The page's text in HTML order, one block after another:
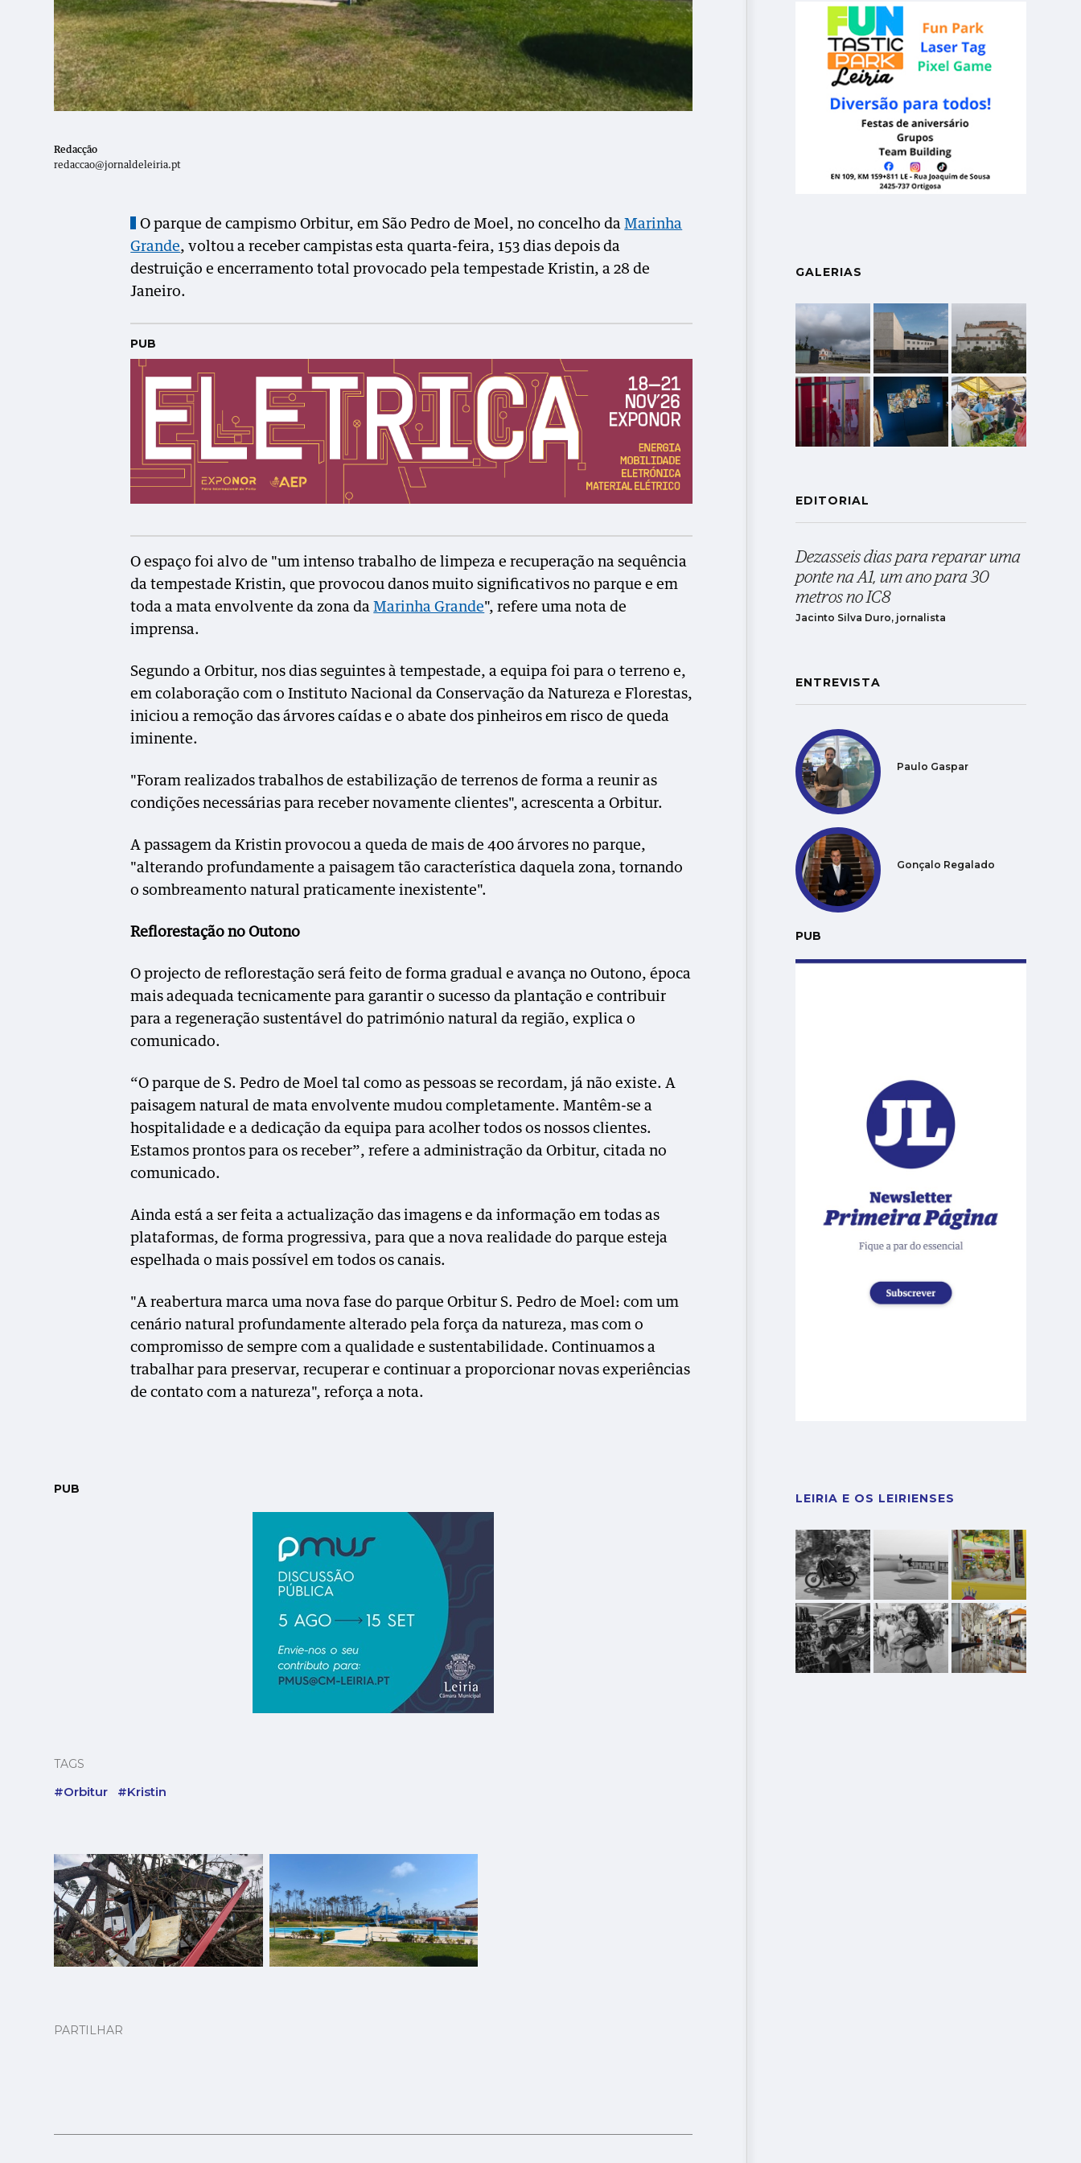
Redacção
redaccao@jornaldeleiria.pt
O parque de campismo Orbitur, em São Pedro de Moel, no concelho daMarinha
Grande, voltou a receber campistas esta quarta-feira, 153 dias depois da
destruição e encerramento total provocado pela tempestade Kristin, a 28 de
Janeiro.
PUB
O espaço foi alvo de "um intenso trabalho de limpeza e recuperação na sequência
da tempestade Kristin, que provocou danos muito significativos no parque e em
toda a mata envolvente da zona daMarinha Grande", refere uma nota de
imprensa.
Segundo a Orbitur, nos dias seguintes à tempestade, a equipa foi para o terreno e,
em colaboração com o Instituto Nacional da Conservação da Natureza e Florestas,
iniciou a remoção das árvores caídas e o abate dos pinheiros em risco de queda
iminente.
"Foram realizados trabalhos de estabilização de terrenos de forma a reunir as
condições necessárias para receber novamente clientes", acrescenta a Orbitur.
A passagem da Kristin provocou a queda de mais de 400 árvores no parque,
"alterando profundamente a paisagem tão característica daquela zona, tornando
o sombreamento natural praticamente inexistente".
Reflorestação no Outono
O projecto de reflorestação será feito de forma gradual e avança no Outono, época
mais adequada tecnicamente para garantir o sucesso da plantação e contribuir
para a regeneração sustentável do património natural da região, explica o
comunicado.
“O parque de S. Pedro de Moel tal como as pessoas se recordam, já não existe. A
paisagem natural de mata envolvente mudou completamente. Mantêm-se a
hospitalidade e a dedicação da equipa para acolher todos os nossos clientes.
Estamos prontos para os receber”, refere a administração da Orbitur, citada no
comunicado.
Ainda está a ser feita a actualização das imagens e da informação em todas as
plataformas, de forma progressiva, para que a nova realidade do parque esteja
espelhada o mais possível em todos os canais.
"A reabertura marca uma nova fase do parque Orbitur S. Pedro de Moel: com um
cenário natural profundamente alterado pela força da natureza, mas com o
compromisso de sempre com a qualidade e sustentabilidade. Continuamos a
trabalhar para preservar, recuperar e continuar a proporcionar novas experiências
de contato com a natureza", reforça a nota.
PUB
TAGS
#Orbitur #Kristin
PARTILHAR
GALERIAS
EDITORIAL
Dezasseis dias para reparar uma
ponte na A1, um ano para 30
metros no IC8
Jacinto Silva Duro, jornalista
ENTREVISTA
Paulo Gaspar
Gonçalo Regalado
PUB
LEIRIA E OS LEIRIENSES